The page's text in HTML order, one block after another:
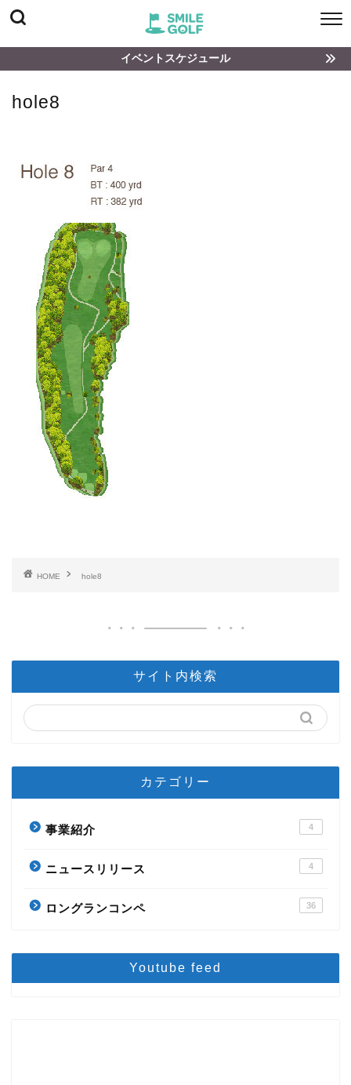
イベントスケジュール
hole8
HOME hole8
サイト内検索
カテゴリー
事業紹介 4
ニュースリリース 4
ロングランコンペ 36
Youtube feed